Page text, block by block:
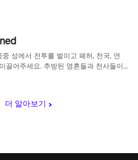
더 알아보기
성에서 전투를 벌이고 폐허, 천국, 연
끌어주세요. 추방된 영혼들과 천사들이